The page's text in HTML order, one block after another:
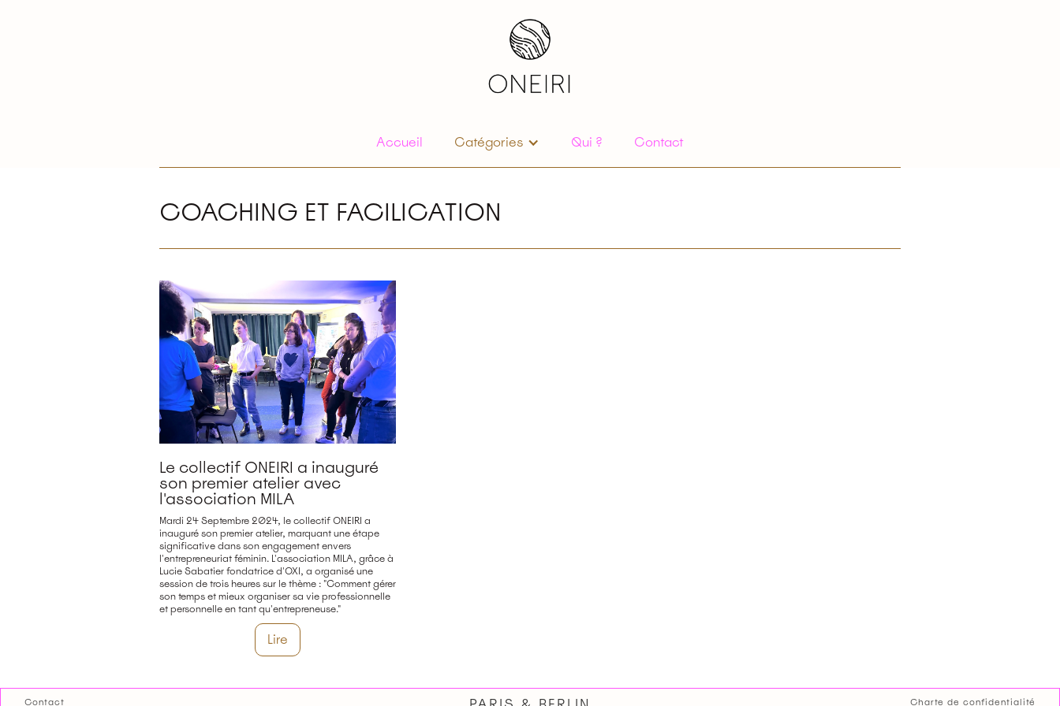
Accueil Catégories Qui ? Contact
COACHING ET FACILICATION
Le collectif ONEIRI a inauguré
son premier atelier avec
l'association MILA
Mardi 24 Septembre 2024, le collectif ONEIRI a
inauguré son premier atelier, marquant une étape
significative dans son engagement envers
l'entrepreneuriat féminin. L'association MILA, grâce à
Lucie Sabatier fondatrice d'OXI, a organisé une
session de trois heures sur le thème : "Comment gérer
son temps et mieux organiser sa vie professionnelle
et personnelle en tant qu'entrepreneuse."
Lire
Contact Charte de confidentialité